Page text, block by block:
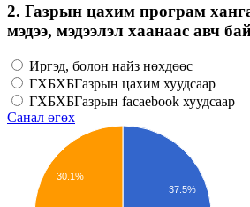
2. Газрын цахим програм
мэдээ, мэдээлэл хаанаас авч
Иргэд, болон найз нөхдөөс
ГХБХБГазрын цахим хуудсаар
ГХБХБГазрын facaebook хуудсаар
Санал өгөх
37.5%
30.1%